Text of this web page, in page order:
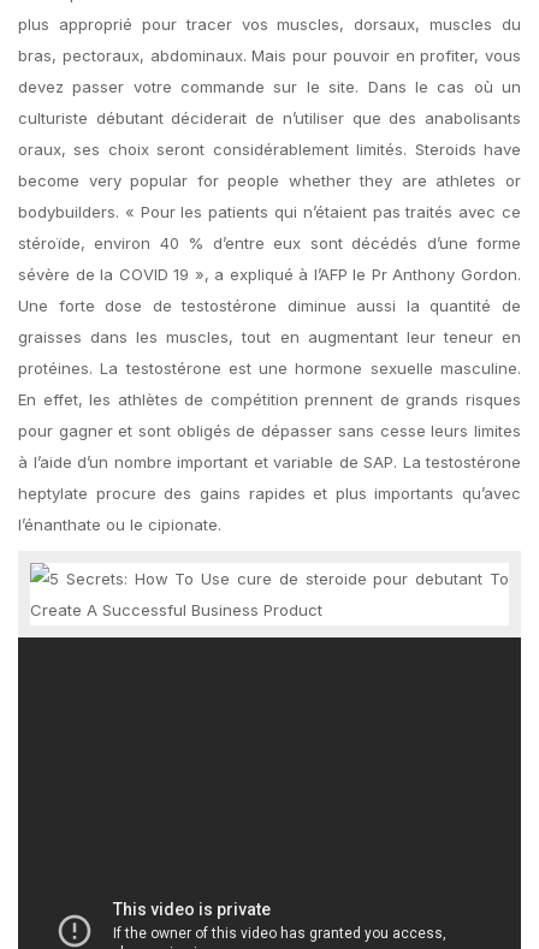
plus approprié pour tracer vos muscles, dorsaux, muscles du
bras, pectoraux, abdominaux. Mais pour pouvoir en profiter, vous
devez passer votre commande sur le site. Dans le cas où un
culturiste débutant déciderait de n’utiliser que des anabolisants
oraux, ses choix seront considérablement limités. Steroids have
become very popular for people whether they are athletes or
bodybuilders. « Pour les patients qui n’étaient pas traités avec ce
stéroïde, environ 40 % d’entre eux sont décédés d’une forme
sévère de la COVID 19 », a expliqué à l’AFP le Pr Anthony Gordon.
Une forte dose de testostérone diminue aussi la quantité de
graisses dans les muscles, tout en augmentant leur teneur en
protéines. La testostérone est une hormone sexuelle masculine.
En effet, les athlètes de compétition prennent de grands risques
pour gagner et sont obligés de dépasser sans cesse leurs limites
à l’aide d’un nombre important et variable de SAP. La testostérone
heptylate procure des gains rapides et plus importants qu’avec
l’énanthate ou le cipionate.